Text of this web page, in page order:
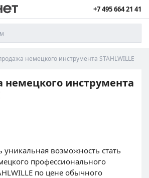
+7 495 664 21 41
немецкого инструмента STAHLWILLE
немецкого инструмента
уникальная возможность стать
профессионального
по цене обычного